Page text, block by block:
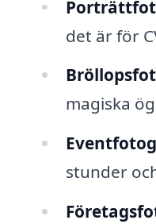
det är för
magiska
stunder